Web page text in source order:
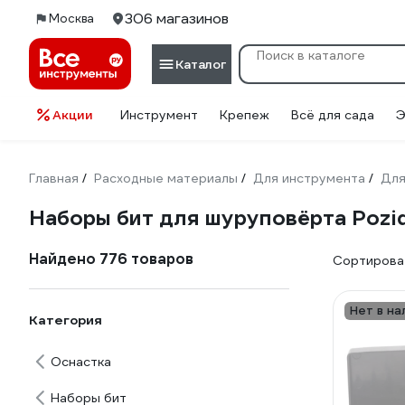
Москва 306 магазинов
Каталог
Акции Инструмент Крепеж Всё для сада
Главная / Расходные материалы / Для инструмента /
Наборы бит для шуруповёрта
Найдено 776 товаров
Категория
Оснастка
Наборы бит
Нет в